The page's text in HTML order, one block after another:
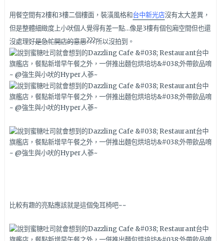
用餐空間有2樓和3樓二個樓面，裝潢風格和台中新光店沒有太大差異，
但是整體細緻度上小吠個人覺得有差一點…像是3樓有個包廂空間但也還
沒處理好是急忙開店的意思???所以沒拍到。
比較有趣的亮點應該就是這個兔耳椅吧~~